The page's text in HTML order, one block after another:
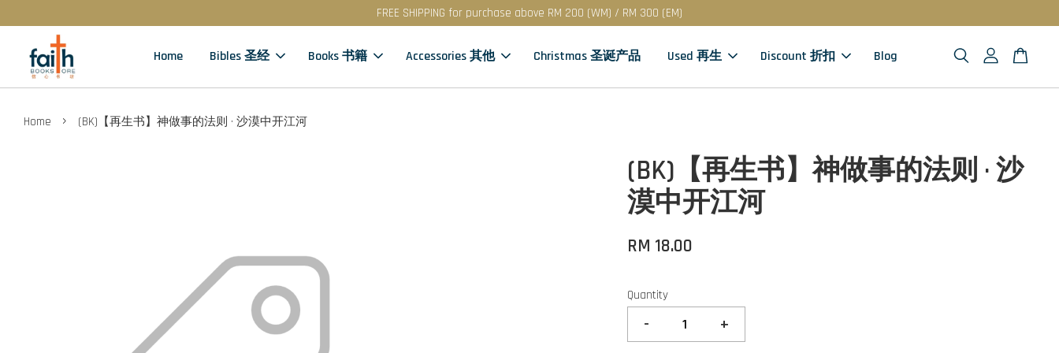
FREE SHIPPING for purchase above RM 200 (WM) / RM 300 (EM)
Home Bibles 圣经 Books 书籍 Accessories 其他 Christmas 圣诞产品 Used 再生 Discount 折扣 Blog
Home › (BK)【再生书】神做事的法则 · 沙漠中开江河
(BK)【再生书】神做事的法则 · 沙
漠中开江河
RM 18.00
Quantity
- +